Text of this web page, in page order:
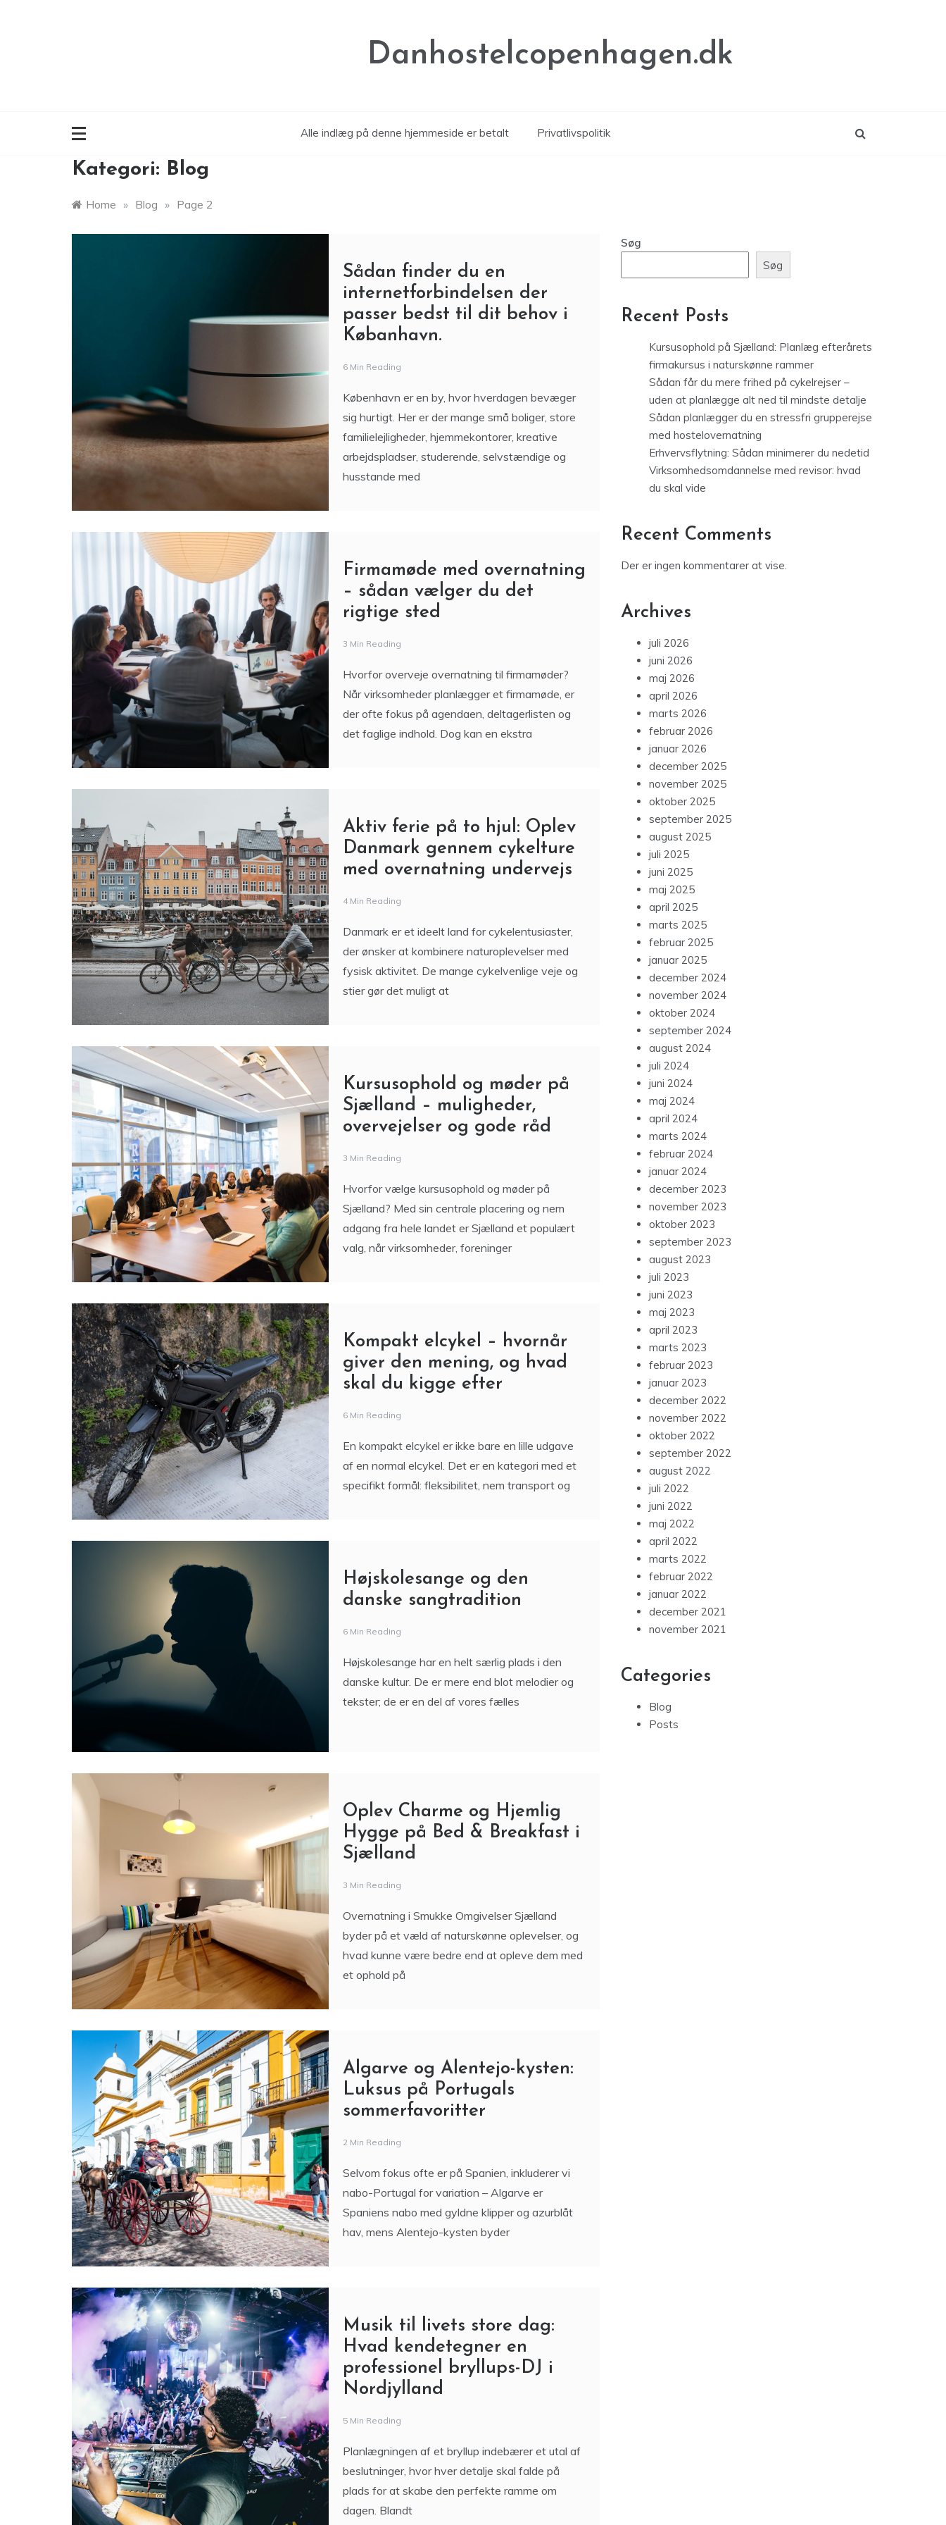
Danhostelcopenhagen.dk
Alle indlæg på denne hjemmeside er betalt Privatlivspolitik
Kategori: Blog
Home » Blog » Page 2
Sådan finder du en
internetforbindelsen der
passer bedst til dit behov i
Købanhavn.
6 Min Reading
København er en by, hvor hverdagen bevæger
sig hurtigt. Her er der mange små boliger, store
familielejligheder, hjemmekontorer, kreative
arbejdspladser, studerende, selvstændige og
husstande med
Firmamøde med overnatning
– sådan vælger du det
rigtige sted
3 Min Reading
Hvorfor overveje overnatning til firmamøder?
Når virksomheder planlægger et firmamøde, er
der ofte fokus på agendaen, deltagerlisten og
det faglige indhold. Dog kan en ekstra
Aktiv ferie på to hjul: Oplev
Danmark gennem cykelture
med overnatning undervejs
4 Min Reading
Danmark er et ideelt land for cykelentusiaster,
der ønsker at kombinere naturoplevelser med
fysisk aktivitet. De mange cykelvenlige veje og
stier gør det muligt at
Kursusophold og møder på
Sjælland – muligheder,
overvejelser og gode råd
3 Min Reading
Hvorfor vælge kursusophold og møder på
Sjælland? Med sin centrale placering og nem
adgang fra hele landet er Sjælland et populært
valg, når virksomheder, foreninger
Kompakt elcykel – hvornår
giver den mening, og hvad
skal du kigge efter
6 Min Reading
En kompakt elcykel er ikke bare en lille udgave
af en normal elcykel. Det er en kategori med et
specifikt formål: fleksibilitet, nem transport og
Højskolesange og den
danske sangtradition
6 Min Reading
Højskolesange har en helt særlig plads i den
danske kultur. De er mere end blot melodier og
tekster; de er en del af vores fælles
Oplev Charme og Hjemlig
Hygge på Bed & Breakfast i
Sjælland
3 Min Reading
Overnatning i Smukke Omgivelser Sjælland
byder på et væld af naturskønne oplevelser, og
hvad kunne være bedre end at opleve dem med
et ophold på
Algarve og Alentejo-kysten:
Luksus på Portugals
sommerfavoritter
2 Min Reading
Selvom fokus ofte er på Spanien, inkluderer vi
nabo-Portugal for variation – Algarve er
Spaniens nabo med gyldne klipper og azurblåt
hav, mens Alentejo-kysten byder
Musik til livets store dag:
Hvad kendetegner en
professionel bryllups-DJ i
Nordjylland
5 Min Reading
Planlægningen af et bryllup indebærer et utal af
beslutninger, hvor hver detalje skal falde på
plads for at skabe den perfekte ramme om
dagen. Blandt
Søg
Søg
Recent Posts
Kursusophold på Sjælland: Planlæg efterårets
firmakursus i naturskønne rammer
Sådan får du mere frihed på cykelrejser –
uden at planlægge alt ned til mindste detalje
Sådan planlægger du en stressfri grupperejse
med hostelovernatning
Erhvervsflytning: Sådan minimerer du nedetid
Virksomhedsomdannelse med revisor: hvad
du skal vide
Recent Comments
Der er ingen kommentarer at vise.
Archives
juli 2026
juni 2026
maj 2026
april 2026
marts 2026
februar 2026
januar 2026
december 2025
november 2025
oktober 2025
september 2025
august 2025
juli 2025
juni 2025
maj 2025
april 2025
marts 2025
februar 2025
januar 2025
december 2024
november 2024
oktober 2024
september 2024
august 2024
juli 2024
juni 2024
maj 2024
april 2024
marts 2024
februar 2024
januar 2024
december 2023
november 2023
oktober 2023
september 2023
august 2023
juli 2023
juni 2023
maj 2023
april 2023
marts 2023
februar 2023
januar 2023
december 2022
november 2022
oktober 2022
september 2022
august 2022
juli 2022
juni 2022
maj 2022
april 2022
marts 2022
februar 2022
januar 2022
december 2021
november 2021
Categories
Blog
Posts